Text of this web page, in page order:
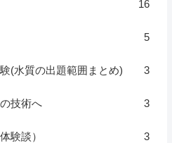
16
5
(水質の出題範囲まとめ) 3
技術へ 3
験談） 3